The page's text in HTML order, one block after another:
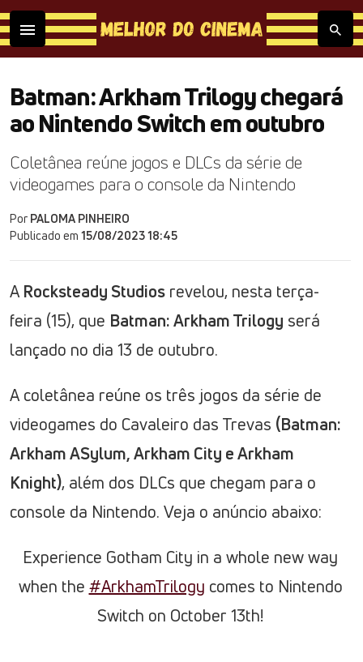
Batman: Arkham Trilogy chegará
ao Nintendo Switch em outubro
Coletânea reúne jogos e DLCs da série de
videogames para o console da Nintendo
Por PALOMA PINHEIRO
Publicado em 15/08/2023 18:45
A Rocksteady Studios revelou, nesta terça-
feira (15), que Batman: Arkham Trilogy será
lançado no dia 13 de outubro.
A coletânea reúne os três jogos da série de
videogames do Cavaleiro das Trevas (Batman:
Arkham ASylum, Arkham City e Arkham
Knight), além dos DLCs que chegam para o
console da Nintendo. Veja o anúncio abaixo:
Experience Gotham City in a whole new way
when the #ArkhamTrilogy comes to Nintendo
Switch on October 13th!